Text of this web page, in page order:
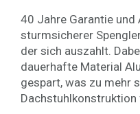
40 Jahre Garantie
sturmsicherer
der sich auszahlt.
dauerhafte Material
gespart, was zu mehr
Dachstuhlkonstruktion